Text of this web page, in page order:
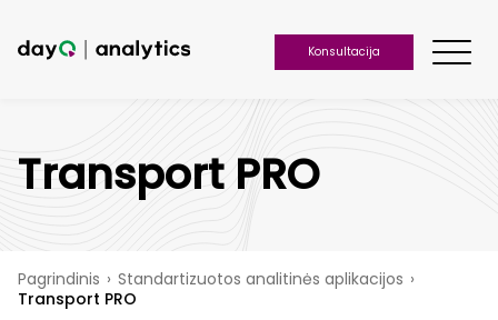
Konsultacija
Transport PRO
Pagrindinis › Standartizuotos analitinės aplikacijos ›
Transport PRO